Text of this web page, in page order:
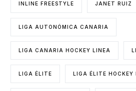
INLINE FREESTYLE JANET RUIZ
LIGA AUTONÓMICA CANARIA
LIGA CANARIA HOCKEY LINEA
LIGA ÉLITE LIGA ÉLITE HOCKEY